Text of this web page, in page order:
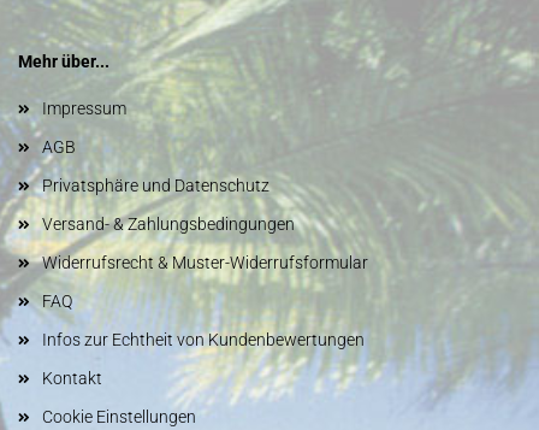
Mehr über...
Impressum
AGB
Privatsphäre und Datenschutz
Versand- & Zahlungsbedingungen
Widerrufsrecht & Muster-Widerrufsformular
FAQ
Infos zur Echtheit von Kundenbewertungen
Kontakt
Cookie Einstellungen